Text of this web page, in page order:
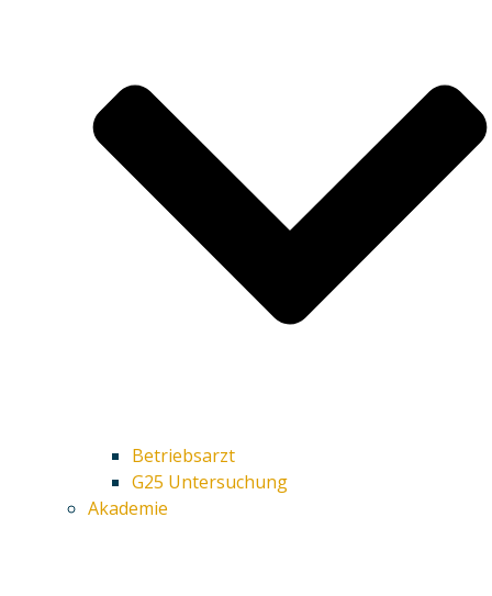
Betriebsarzt
G25 Untersuchung
Akademie